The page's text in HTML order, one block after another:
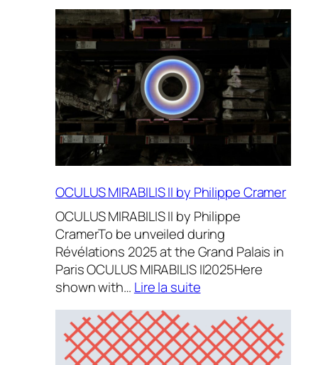
–
Philippe
Palais
OCULUS MIRABILIS II by Philippe Cramer
OCULUS MIRABILIS II by Philippe
CramerTo be unveiled during
Révélations 2025 at the Grand Palais in
Paris OCULUS MIRABILIS II2025Here
shown with… Lire la suite:
MIRABILIS
II
by